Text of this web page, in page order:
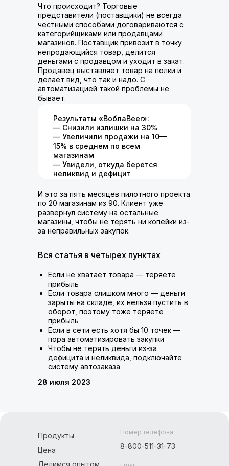
Что происходит? Торговые
представители (поставщики) не всегда
честными способами договариваются с
категорийщиками или продавцами
магазинов. Поставщик привозит в точку
непродающийся товар, делится
деньгами с продавцом и уходит в закат.
Продавец выставляет товар на полки и
делает вид, что так и надо. С
автоматизацией такой проблемы не
бывает.
И это за пять месяцев пилотного проекта
по 20 магазинам из 90. Клиент уже
развернул систему на остальные
магазины, чтобы не терять ни копейки из-
за неправильных закупок.
Результаты «ВоблаBeer»:
— Снизили излишки на 30%
— Увеличили продажи на 10—
15% в среднем по всем
магазинам
— Увидели, откуда берется
неликвид и дефицит
Если не хватает товара — теряете
прибыль
Если товара слишком много — деньги
зарыты на складе, их нельзя пустить в
оборот, поэтому тоже теряете
прибыль
Если в сети есть хотя бы 10 точек —
пора автоматизировать закупки
Чтобы не терять деньги из-за
дефицита и неликвида, подключайте
систему автозаказа
Вся статья в четырех пунктах
28 июля 2023
8-800-511-31-73
Продукты Номер телефона
Цена
Делимся опытом